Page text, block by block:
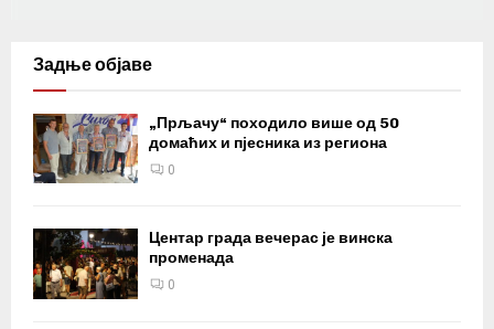
Задње објаве
„Прљачу“ походило више од 50
домаћих и пјесника из региона
0
Центар града вечерас је винска
променада
0